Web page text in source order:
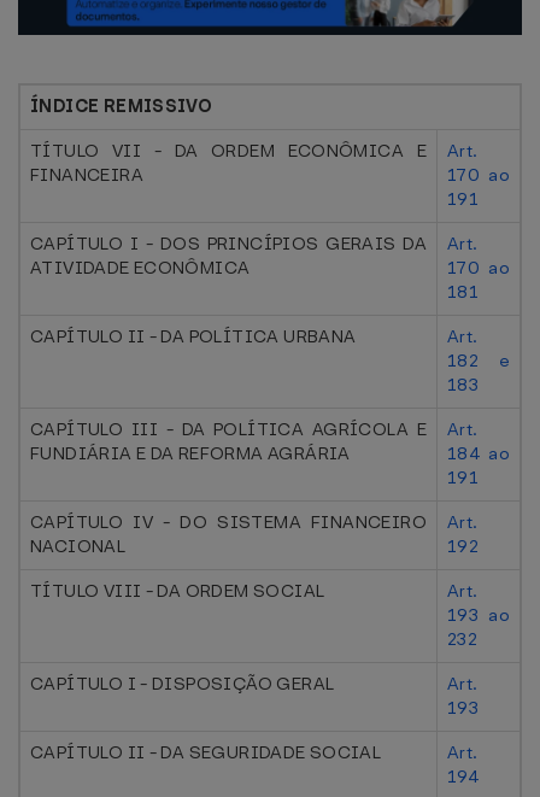
ÍNDICE REMISSIVO
TÍTULO VII - DA ORDEM ECONÔMICA E
FINANCEIRA
Art.
170 ao
191
CAPÍTULO I - DOS PRINCÍPIOS GERAIS DA
ATIVIDADE ECONÔMICA
Art.
170 ao
181
CAPÍTULO II - DA POLÍTICA URBANA
Art.
182 e
183
CAPÍTULO III - DA POLÍTICA AGRÍCOLA E
FUNDIÁRIA E DA REFORMA AGRÁRIA
Art.
184 ao
191
CAPÍTULO IV - DO SISTEMA FINANCEIRO
NACIONAL
Art.
192
TÍTULO VIII - DA ORDEM SOCIAL
Art.
193 ao
232
CAPÍTULO I - DISPOSIÇÃO GERAL
Art.
193
CAPÍTULO II - DA SEGURIDADE SOCIAL
Art.
194